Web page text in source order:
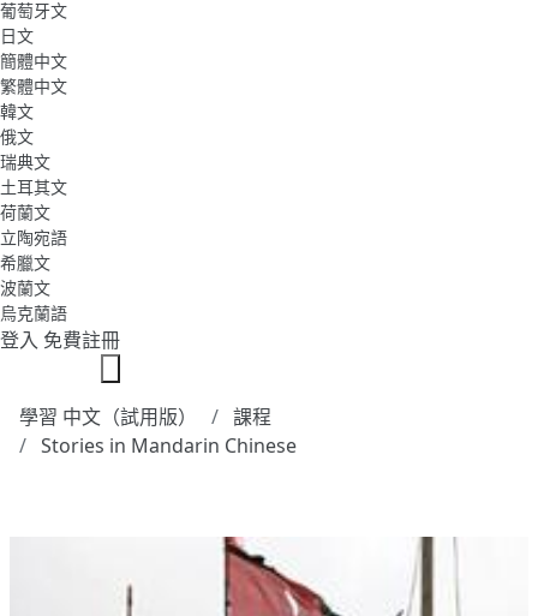
葡萄牙文
日文
簡體中文
繁體中文
韓文
俄文
瑞典文
土耳其文
荷蘭文
立陶宛語
希臘文
波蘭文
烏克蘭語
登入 免費註冊
學習 中文（試用版）
課程
Stories in Mandarin Chinese